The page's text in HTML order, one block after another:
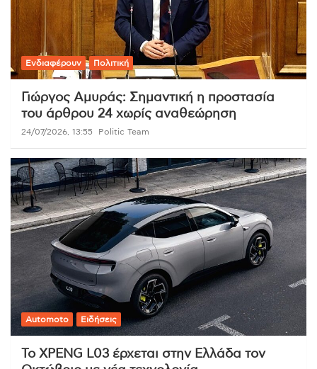
Ενδιαφέρουν Πολιτική
Γιώργος Αμυράς: Σημαντική η προστασία
του άρθρου 24 χωρίς αναθεώρηση
24/07/2026, 13:55 Politic Team
Automoto Ειδήσεις
Το XPENG L03 έρχεται στην Ελλάδα τον